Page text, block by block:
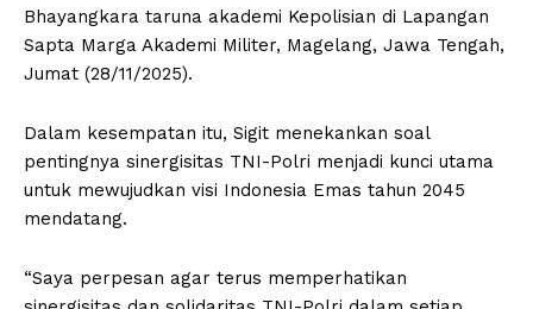
Bhayangkara taruna akademi Kepolisian di Lapangan
Sapta Marga Akademi Militer, Magelang, Jawa Tengah,
Jumat (28/11/2025).
Dalam kesempatan itu, Sigit menekankan soal
pentingnya sinergisitas TNI-Polri menjadi kunci utama
untuk mewujudkan visi Indonesia Emas tahun 2045
mendatang.
“Saya perpesan agar terus memperhatikan